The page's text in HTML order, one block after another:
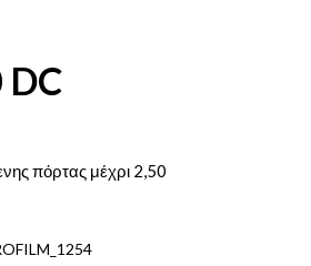
DC
πόρτας μέχρι 2,50